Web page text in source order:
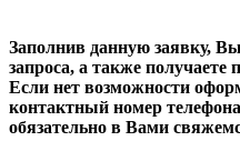
Заполнив данную заявку,
запроса, а также получаете
Если нет возможности
контактный номер
обязательно в Вами